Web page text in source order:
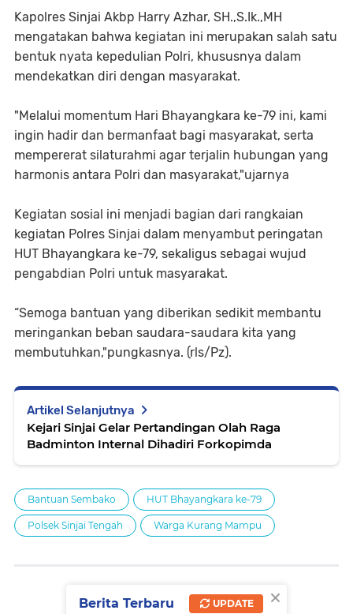
Kapolres Sinjai Akbp Harry Azhar, SH.,S.Ik.,MH
mengatakan bahwa kegiatan ini merupakan salah satu
bentuk nyata kepedulian Polri, khususnya dalam
mendekatkan diri dengan masyarakat.
"Melalui momentum Hari Bhayangkara ke-79 ini, kami
ingin hadir dan bermanfaat bagi masyarakat, serta
mempererat silaturahmi agar terjalin hubungan yang
harmonis antara Polri dan masyarakat,"ujarnya
Kegiatan sosial ini menjadi bagian dari rangkaian
kegiatan Polres Sinjai dalam menyambut peringatan
HUT Bhayangkara ke-79, sekaligus sebagai wujud
pengabdian Polri untuk masyarakat.
“Semoga bantuan yang diberikan sedikit membantu
meringankan beban saudara-saudara kita yang
membutuhkan,"pungkasnya. (rls/Pz).
Artikel Selanjutnya
Kejari Sinjai Gelar Pertandingan Olah Raga
Badminton Internal Dihadiri Forkopimda
Bantuan Sembako HUT Bhayangkara ke-79
Polsek Sinjai Tengah Warga Kurang Mampu
SHARE ×
Berita Terbaru UPDATE